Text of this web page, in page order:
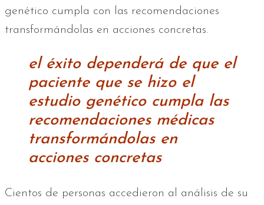
genético cumpla con las recomendaciones
transformándolas en acciones concretas.
el éxito dependerá de que el
paciente que se hizo el
estudio genético cumpla las
recomendaciones médicas
transformándolas en
acciones concretas
Cientos de personas accedieron al análisis de su